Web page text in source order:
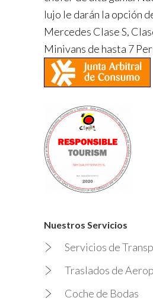
lujo le darán la opción
Mercedes Clase S,
Minivans de hasta 7
Nuestros Servicios
Servicios de
Traslados de
Coche de Bodas